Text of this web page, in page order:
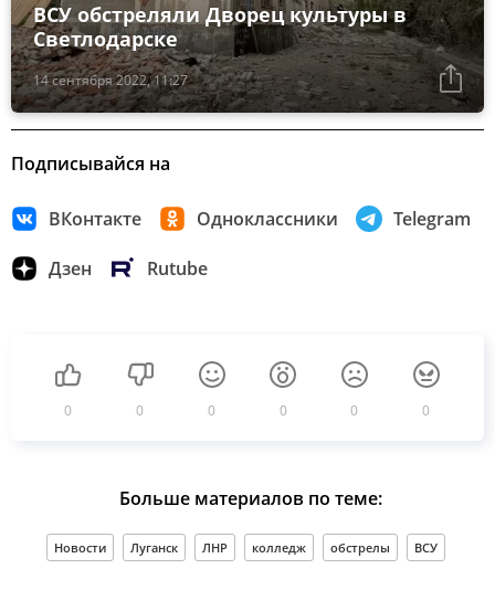
14 сентября 2022, 11:27
ВСУ обстреляли Дворец культуры в
Светлодарске
Подписывайся на
ВКонтакте Одноклассники Telegram
Дзен Rutube
0 0 0 0 0 0
Больше материалов по теме:
Новости Луганск ЛНР колледж обстрелы ВСУ